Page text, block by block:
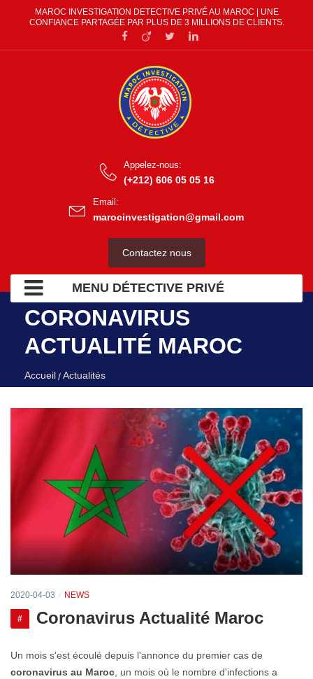
MAROC INVESTIGATION DETECTIVE PRIVÉ AU MAROC | UNE
CONFIANCE PARTAGÉE PAR PLUS DE 3 MILLIONS DE CLIENTS.
Appelez-nous:
(+212) 606 05 05 16
Email:
marocinvestigation@gmail.com
Contactez nous
MENU DÉTECTIVE PRIVÉ
CORONAVIRUS
ACTUALITÉ MAROC
Accueil Actualités
2020-04-03 NEWS
# Coronavirus Actualité Maroc
Un mois s'est écoulé depuis l'annonce du premier cas de
coronavirus au Maroc, un mois où le nombre d'infections a